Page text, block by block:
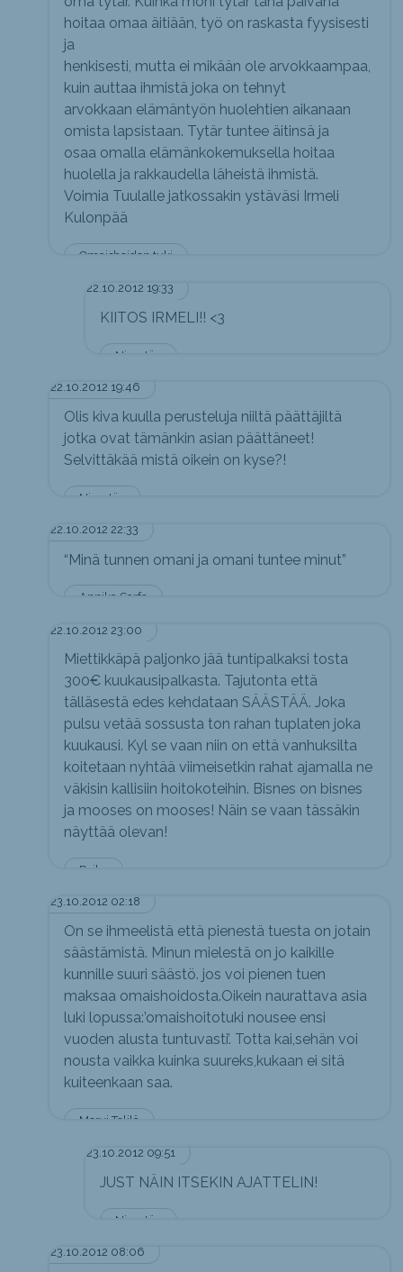
Omaishoidon tuki
hoitaa omaa äitiään, työ on raskasta fyysisesti
ja
henkisesti, mutta ei mikään ole arvokkaampaa,
kuin auttaa ihmistä joka on tehnyt
arvokkaan elämäntyön huolehtien aikanaan
omista lapsistaan. Tytär tuntee äitinsä ja
osaa omalla elämänkokemuksella hoitaa
huolella ja rakkaudella läheistä ihmistä.
Voimia Tuulalle jatkossakin ystäväsi Irmeli
Kulonpää
22.10.2012 19:33
Nimetön
KIITOS IRMELI!! <3
22.10.2012 19:46
Nimetön
Olis kiva kuulla perusteluja niiltä päättäjiltä
jotka ovat tämänkin asian päättäneet!
Selvittäkää mistä oikein on kyse?!
22.10.2012 22:33
Annika Sarfo
“Minä tunnen omani ja omani tuntee minut”
22.10.2012 23:00
Poika
Miettikkäpä paljonko jää tuntipalkaksi tosta
300€ kuukausipalkasta. Tajutonta että
tälläsestä edes kehdataan SÄÄSTÄÄ. Joka
pulsu vetää sossusta ton rahan tuplaten joka
kuukausi. Kyl se vaan niin on että vanhuksilta
koitetaan nyhtää viimeisetkin rahat ajamalla ne
väkisin kallisiin hoitokoteihin. Bisnes on bisnes
ja mooses on mooses! Näin se vaan tässäkin
näyttää olevan!
23.10.2012 02:18
Mervi Telilä
On se ihmeelistä että pienestä tuesta on jotain
säästämistä. Minun mielestä on jo kaikille
kunnille suuri säästö. jos voi pienen tuen
maksaa omaishoidosta.Oikein naurattava asia
luki lopussa:’omaishoitotuki nousee ensi
vuoden alusta tuntuvasti’. Totta kai,sehän voi
nousta vaikka kuinka suureks,kukaan ei sitä
kuiteenkaan saa.
23.10.2012 09:51
Nimetön
JUST NÄIN ITSEKIN AJATTELIN!
23.10.2012 08:06